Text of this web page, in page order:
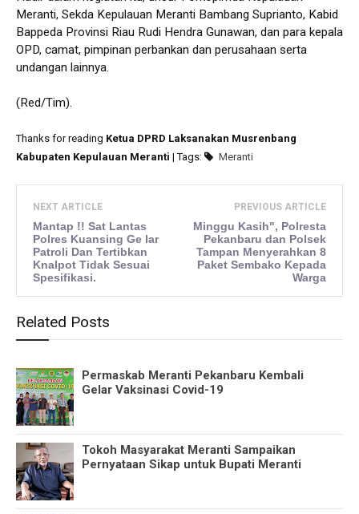
Meranti, Sekda Kepulauan Meranti Bambang Suprianto, Kabid
Bappeda Provinsi Riau Rudi Hendra Gunawan, dan para kepala
OPD, camat, pimpinan perbankan dan perusahaan serta
undangan lainnya.
(Red/Tim).
Thanks for reading Ketua DPRD Laksanakan Musrenbang
Kabupaten Kepulauan Meranti | Tags: Meranti
NEXT ARTICLE
Mantap !! Sat Lantas
Polres Kuansing Ge lar
Patroli Dan Tertibkan
Knalpot Tidak Sesuai
Spesifikasi.
PREVIOUS ARTICLE
Minggu Kasih", Polresta
Pekanbaru dan Polsek
Tampan Menyerahkan 8
Paket Sembako Kepada
Warga
Related Posts
Permaskab Meranti Pekanbaru Kembali
Gelar Vaksinasi Covid-19
Tokoh Masyarakat Meranti Sampaikan
Pernyataan Sikap untuk Bupati Meranti